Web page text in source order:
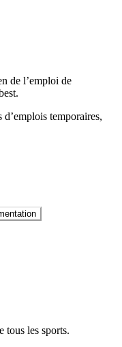
de l’emploi de
d’emplois temporaires,
tous les sports.